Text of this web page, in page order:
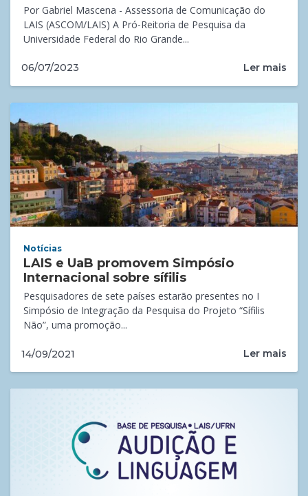
Por Gabriel Mascena - Assessoria de Comunicação do
LAIS (ASCOM/LAIS) A Pró-Reitoria de Pesquisa da
Universidade Federal do Rio Grande...
06/07/2023 Ler mais
Notícias
LAIS e UaB promovem Simpósio
Internacional sobre sífilis
Pesquisadores de sete países estarão presentes no I
Simpósio de Integração da Pesquisa do Projeto “Sífilis
Não”, uma promoção...
14/09/2021 Ler mais